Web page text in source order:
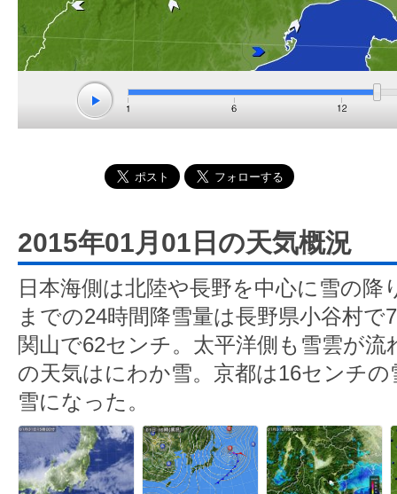
2015年01月01日の天気概況
日本海側は北陸や長野を中心に雪の降
までの24時間降雪量は長野県小谷村で
関山で62センチ。太平洋側も雪雲が流
の天気はにわか雪。京都は16センチ
雪になった。